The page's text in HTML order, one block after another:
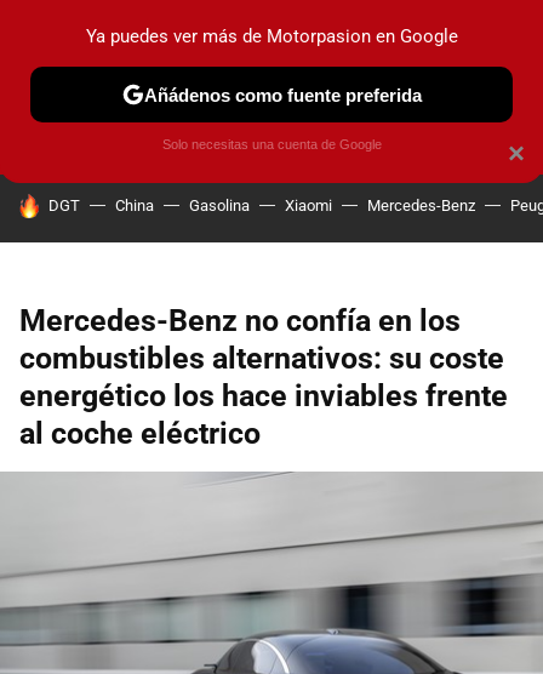
PRUEBAS COCHES ELÉCTRICOS OBSERVATORIO
HOY SE HABLA DE
DGT China Gasolina Xiaomi Mercedes-Benz
Mercedes-Benz no confía en los
combustibles alternativos: su coste
energético los hace inviables frente
al coche eléctrico
×
Ya puedes ver más de Motorpasion en Google
Añádenos como fuente preferida
Solo necesitas una cuenta de Google